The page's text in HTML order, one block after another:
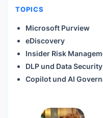
TOPICS
Microsoft Purview
eDiscovery
Insider Risk
DLP und Data Security
Copilot und AI